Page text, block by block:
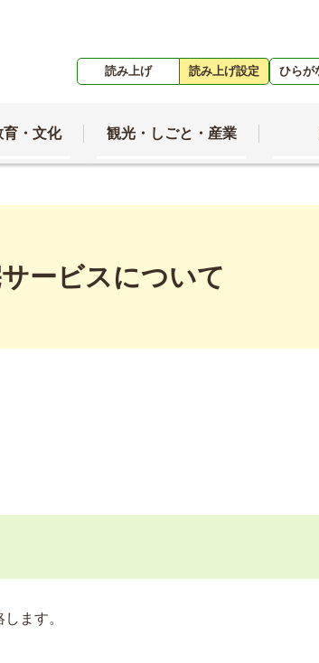
読み上げ 読み上げ設定 ひらが
・文化 観光・しごと・産業
ービスについて
ます。